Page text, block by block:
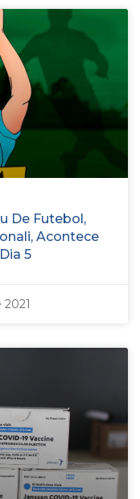
De Futebol,
Acontece
5